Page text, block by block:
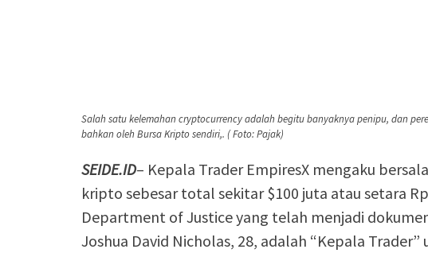
Salah satu kelemahan cryptocurrency adalah begitu banyaknya penipu, dan
bahkan oleh Bursa Kripto sendiri,. ( Foto: Pajak)
SEIDE.ID– Kepala Trader EmpiresX mengaku
kripto sebesar total sekitar $100 juta atau setara
Department of Justice yang telah menjadi
Joshua David Nicholas, 28, adalah “Kepala